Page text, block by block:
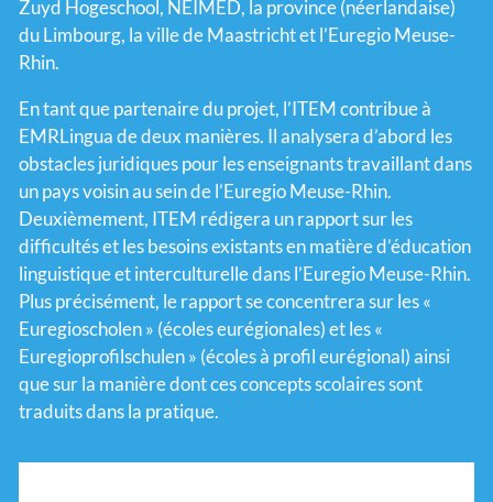
Zuyd Hogeschool, NEIMED, la province (néerlandaise)
du Limbourg, la ville de Maastricht et l’Euregio Meuse-
Rhin.
En tant que partenaire du projet, l’ITEM contribue à
EMRLingua de deux manières. Il analysera d’abord les
obstacles juridiques pour les enseignants travaillant dans
un pays voisin au sein de l’Euregio Meuse-Rhin.
Deuxièmement, ITEM rédigera un rapport sur les
difficultés et les besoins existants en matière d’éducation
linguistique et interculturelle dans l’Euregio Meuse-Rhin.
Plus précisément, le rapport se concentrera sur les «
Euregioscholen » (écoles eurégionales) et les «
Euregioprofilschulen » (écoles à profil eurégional) ainsi
que sur la manière dont ces concepts scolaires sont
traduits dans la pratique.